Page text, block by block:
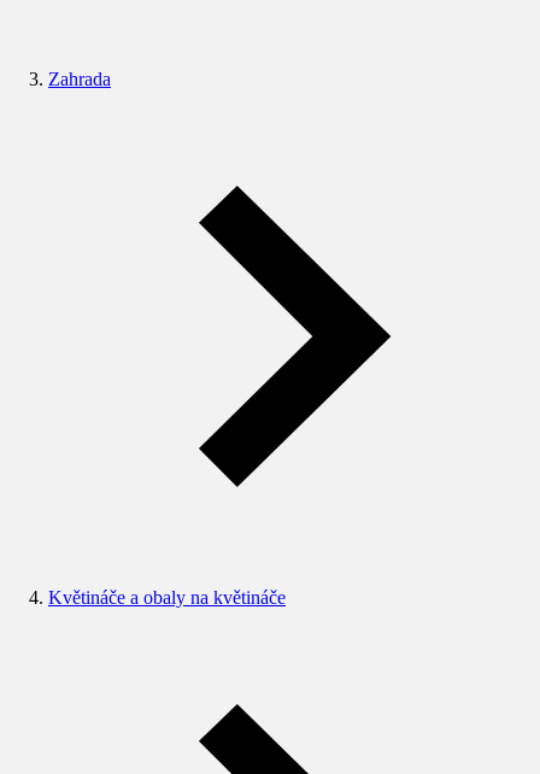
Zahrada
Květináče a obaly na květináče